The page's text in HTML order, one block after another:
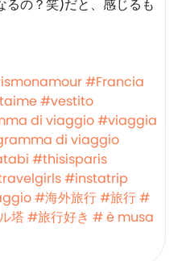
の？笑)だと、感じるも
#Francia
#vestito
di viaggio#viaggia
di viaggio
#thisisparis
#instatrip
#海外旅行#旅行#
塔#旅行好き # è musa